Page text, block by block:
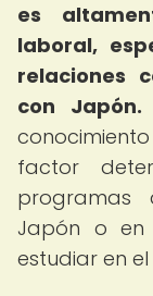
es
laboral,
relaciones
con Japón.
factor
programas
Japón o
estudiar en